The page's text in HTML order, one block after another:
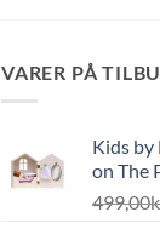
VARER PÅ
Kids by
on The
499,00